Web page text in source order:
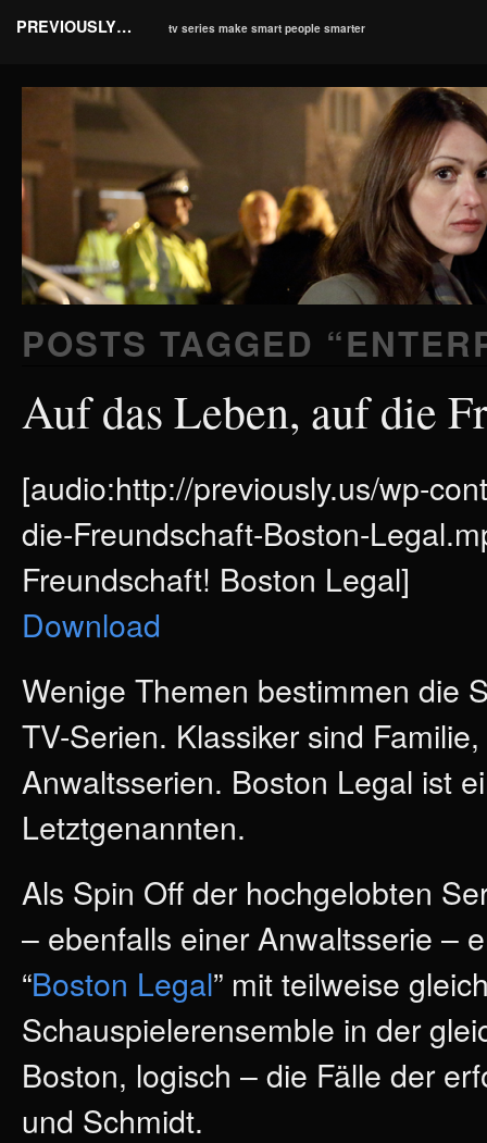
PREVIOUSLY… tv series make smart people smarter
POSTS TAGGED “
Auf das Leben, auf die
[audio:http://previously.us/wp-
die-Freundschaft-Boston-
Freundschaft! Boston Legal]
Download
Wenige Themen bestimmen die
TV-Serien. Klassiker sind
Anwaltsserien. Boston Legal ist
Letztgenannten.
Als Spin Off der hochgelobten
– ebenfalls einer Anwaltsserie –
“Boston Legal” mit teilweise
Schauspielerensemble in der
Boston, logisch – die Fälle der
und Schmidt.